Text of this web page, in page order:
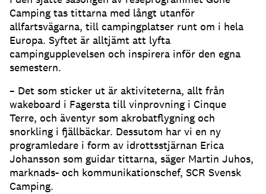
Camping tas tittarna med långt utanför
allfartsvägarna, till campingplatser runt om i hela
Europa. Syftet är alltjämt att lyfta
campingupplevelsen och inspirera inför den egna
semestern.
– Det som sticker ut är aktiviteterna, allt från
wakeboard i Fagersta till vinprovning i Cinque
Terre, och äventyr som akrobatflygning och
snorkling i fjällbäckar. Dessutom har vi en ny
programledare i form av idrottsstjärnan Erica
Johansson som guidar tittarna, säger Martin Juhos,
marknads- och kommunikationschef, SCR Svensk
Camping.